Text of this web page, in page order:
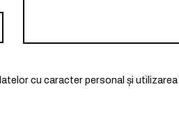
cu caracter personal și